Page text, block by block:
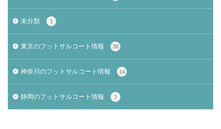
未分類 1
東京のフットサルコート情報 38
神奈川のフットサルコート情報 14
静岡のフットサルコート情報 5